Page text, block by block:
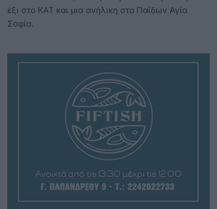
έξι στο ΚΑΤ και μια ανήλικη στο Παίδων Αγία
Σοφία.